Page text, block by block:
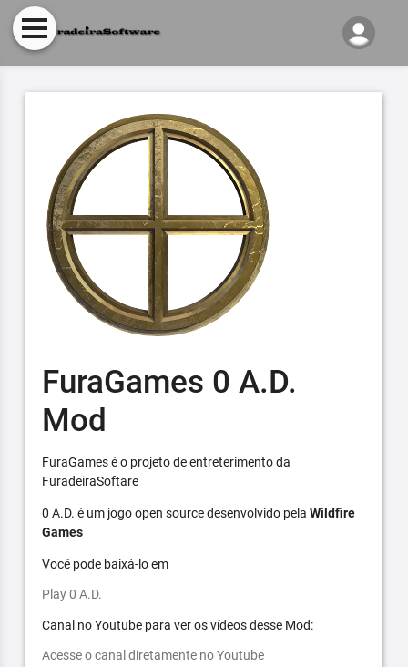
FuraGames 0 A.D.
Mod
FuraGames é o projeto de entreterimento da
FuradeiraSoftare
0 A.D. é um jogo open source desenvolvido pela Wildfire
Games
Você pode baixá-lo em
Play 0 A.D.
Canal no Youtube para ver os vídeos desse Mod:
Acesse o canal diretamente no Youtube